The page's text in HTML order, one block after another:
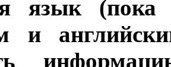
язык (пока
и